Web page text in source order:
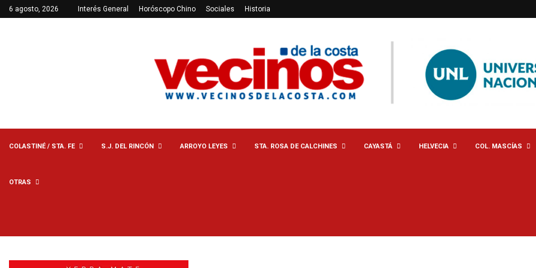
6 agosto, 2026 Interés General Horóscopo Chino Sociales Historia
COLASTINÉ / STA. FE S.J. DEL RINCÓN ARROYO LEYES STA. ROSA DE CALCHINES CAYASTÁ HELVECIA COL. MASCÍAS
OTRAS